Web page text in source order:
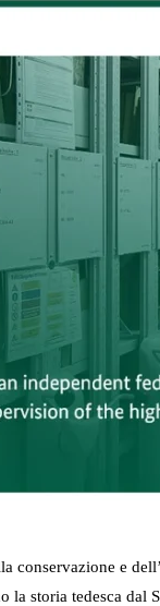
conservazione e
storia tedesca